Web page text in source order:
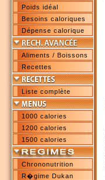
Poids idéal
Besoins caloriques
Dépense calorique
Aliments / Boissons
Recettes
Liste complète
1000 calories
1200 calories
1500 calories
Chrononutrition
R�gime Dukan